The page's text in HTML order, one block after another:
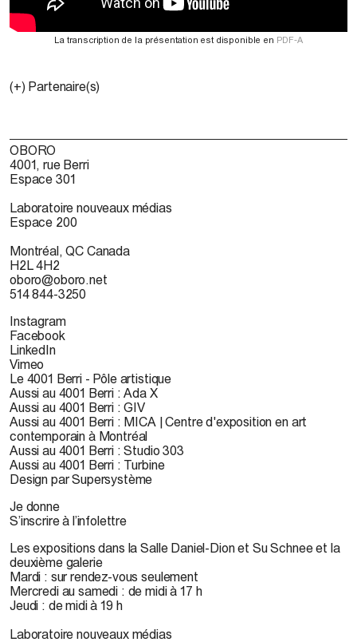
La transcription de la présentation est disponible en PDF-A
(+) Partenaire(s)
OBORO
4001, rue Berri
Espace 301
Laboratoire nouveaux médias
Espace 200
Montréal, QC Canada
H2L 4H2
oboro@oboro.net
514 844-3250
Instagram
Facebook
LinkedIn
Vimeo
Le 4001 Berri - Pôle artistique
Aussi au 4001 Berri : Ada X
Aussi au 4001 Berri : GIV
Aussi au 4001 Berri : MICA | Centre d'exposition en art
contemporain à Montréal
Aussi au 4001 Berri : Studio 303
Aussi au 4001 Berri : Turbine
Design par Supersystème
Je donne
S’inscrire à l’infolettre
Les expositions dans la Salle Daniel-Dion et Su Schnee et la
deuxième galerie
Mardi : sur rendez-vous seulement
Mercredi au samedi : de midi à 17 h
Jeudi : de midi à 19 h
Laboratoire nouveaux médias